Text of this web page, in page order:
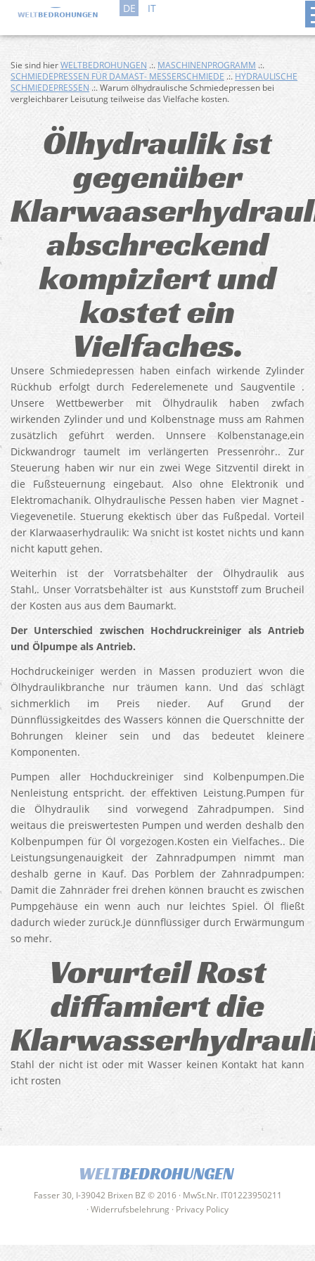
DE IT
Sie sind hierWELTBEDROHUNGEN .:. MASCHINENPROGRAMM .:.
SCHMIEDEPRESSEN FÜR DAMAST- MESSERSCHMIEDE .:. HYDRAULISCHE
SCHMIEDEPRESSEN .:. Warum ölhydraulische Schmiedepressen bei
vergleichbarer Leisutung teilweise das Vielfache kosten.
Ölhydraulik ist
gegenüber
abschreckend
kompiziert und
kostet ein
Vielfaches.
Unsere Schmiedepressen haben einfach wirkende Zylinder
Rückhub erfolgt durch Federelemenete und Saugventile .
Unsere Wettbewerber mit Ölhydraulik haben zwfach
wirkenden Zylinder und und Kolbenstnage muss am Rahmen
zusätzlich geführt werden. Unnsere Kolbenstanage,ein
Dickwandrogr taumelt im verlängerten Pressenrohr.. Zur
Steuerung haben wir nur ein zwei Wege Sitzventil direkt in
die Fußsteuernung eingebaut. Also ohne Elektronik und
Elektromachanik. Olhydraulische Pessen haben vier Magnet -
Viegevenetile. Stuerung ekektisch über das Fußpedal. Vorteil
der Klarwaaserhydraulik: Wa snicht ist kostet nichts und kann
nicht kaputt gehen.
Weiterhin ist der Vorratsbehälter der Ölhydraulik aus
Stahl,. Unser Vorratsbehälter ist aus Kunststoff zum Brucheil
der Kosten aus aus dem Baumarkt.
Der Unterschied zwischen Hochdruckreiniger als Antrieb
und Ölpumpe als Antrieb.
Hochdruckeiniger werden in Massen produziert wvon die
Ölhydraulikbranche nur träumen kann. Und das schlägt
sichmerklich im Preis nieder. Auf Grund der
Dünnflüssigkeitdes des Wassers können die Querschnitte der
Bohrungen kleiner sein und das bedeutet kleinere
Komponenten.
Pumpen aller Hochduckreiniger sind Kolbenpumpen.Die
Nenleistung entspricht. der effektiven Leistung.Pumpen für
die Ölhydraulik sind vorwegend Zahradpumpen. Sind
weitaus die preiswertesten Pumpen und werden deshalb den
Kolbenpumpen für Öl vorgezogen.Kosten ein Vielfaches.. Die
Leistungsungenauigkeit der Zahnradpumpen nimmt man
deshalb gerne in Kauf. Das Porblem der Zahnradpumpen:
Damit die Zahnräder frei drehen können braucht es zwischen
Pumpgehäuse ein wenn auch nur leichtes Spiel. Öl fließt
dadurch wieder zurück.Je dünnflüssiger durch Erwärmungum
so mehr.
Vorurteil Rost
diffamiert die
Stahl der nicht ist oder mit Wasser keinen Kontakt hat kann
icht rosten
WELTBEDROHUNGEN
Fasser 30, I-39042 Brixen BZ © 2016 · MwSt.Nr. IT01223950211
· Widerrufsbelehrung · Privacy Policy